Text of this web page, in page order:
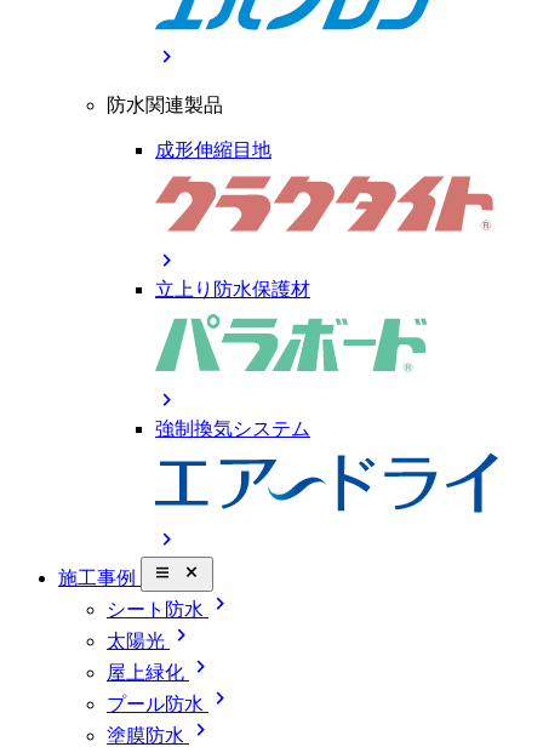
chevron_right
防水関連製品
成形伸縮目地
chevron_right
立上り防水保護材
chevron_right
強制換気システム
chevron_right
施工事例 close_small
シート防水 chevron_right
太陽光 chevron_right
屋上緑化 chevron_right
プール防水 chevron_right
塗膜防水 chevron_right